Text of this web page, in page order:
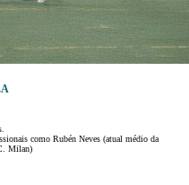
como Rubén Neves (atual médio da
Milan)